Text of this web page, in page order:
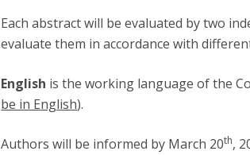
Each abstract will be evaluated by two
evaluate them in accordance with
English is the working language of the
be in English).
Authors will be informed by March 20th,